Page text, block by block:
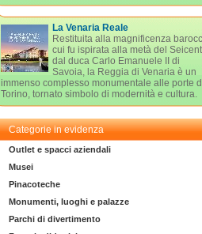
La Venaria Reale
Restituita alla magnificenza
cui fu ispirata alla metà del
dal duca Carlo Emanuele II di
Savoia, la Reggia di Venaria è un
immenso complesso monumentale alle porte
Torino, tornato simbolo di modernità e cultura.
Categorie in evidenza
Outlet e spacci aziendali
Musei
Pinacoteche
Monumenti, luoghi e palazze
Parchi di divertimento